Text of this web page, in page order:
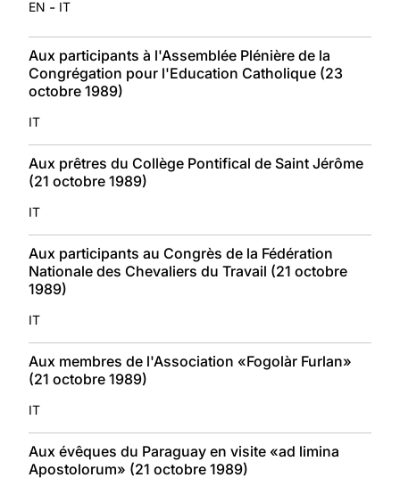
EN - IT
Aux participants à l'Assemblée Plénière de la
Congrégation pour l'Education Catholique (23
octobre 1989)
IT
Aux prêtres du Collège Pontifical de Saint Jérôme
(21 octobre 1989)
IT
Aux participants au Congrès de la Fédération
Nationale des Chevaliers du Travail (21 octobre
1989)
IT
Aux membres de l'Association «Fogolàr Furlan»
(21 octobre 1989)
IT
Aux évêques du Paraguay en visite «ad limina
Apostolorum» (21 octobre 1989)